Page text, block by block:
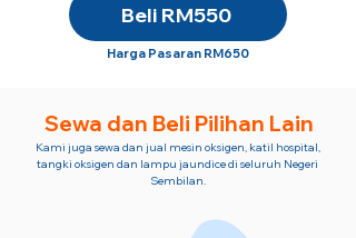
Beli RM550
Harga Pasaran RM650
Sewa dan Beli Pilihan Lain
Kami juga sewa dan jual mesin oksigen, katil hospital,
tangki oksigen dan lampu jaundice di seluruh Negeri
Sembilan.